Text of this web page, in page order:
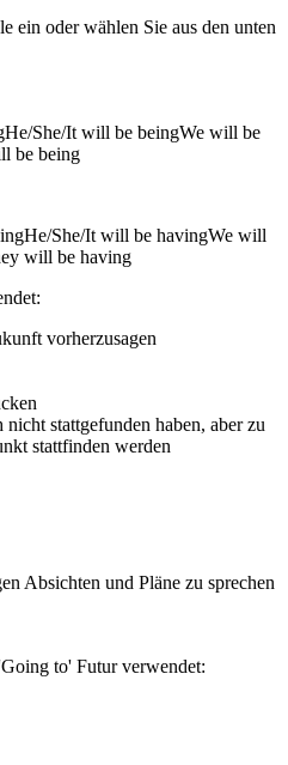
ein oder wählen Sie aus den unten
He/She/It will be beingWe will be
be being
He/She/It will be havingWe will
will be having
vorherzusagen
stattgefunden haben, aber zu
stattfinden werden
Absichten und Pläne zu sprechen
to' Futur verwendet: